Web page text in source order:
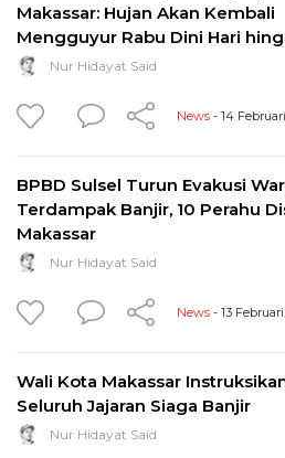
Makassar: Hujan Akan Kembali
Mengguyur Rabu Dini Hari
Nur Hidayat Said
News - 14
BPBD Sulsel Turun Evakusi
Terdampak Banjir, 10 Perahu
Makassar
Nur Hidayat Said
News - 13 Februari
Wali Kota Makassar
Seluruh Jajaran Siaga Banjir
Nur Hidayat Said